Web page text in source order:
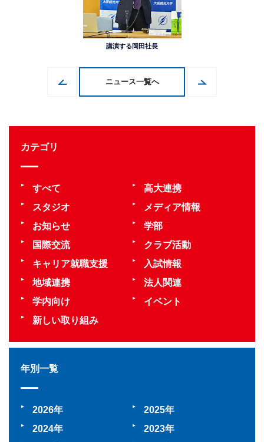
講演する岡田社長
ニュース一覧へ
カテゴリ
すべて
高大連携
スタジオ
メディア情報
お知らせ
学部
国際交流
クラブ活動
キャリア就職支援
入試情報
地域連携
法人関連
学内向け
イベント
新しい取り組み
年別一覧
2026
2025
2024
2023